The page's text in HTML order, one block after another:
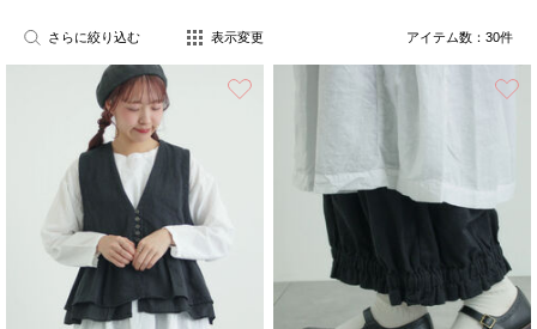
さらに絞り込む 表示変更 アイテム数： 30件